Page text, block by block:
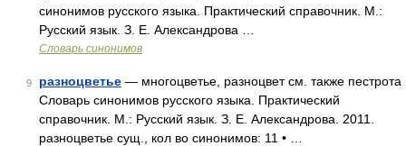
синонимов русского языка. Практический справочник. М.:
Русский язык. З. Е. Александрова …
Словарь синонимов
9 разноцветье — многоцветье, разноцвет см. также пестрота
Словарь синонимов русского языка. Практический
справочник. М.: Русский язык. З. Е. Александрова. 2011.
разноцветье сущ., кол во синонимов: 11 • …